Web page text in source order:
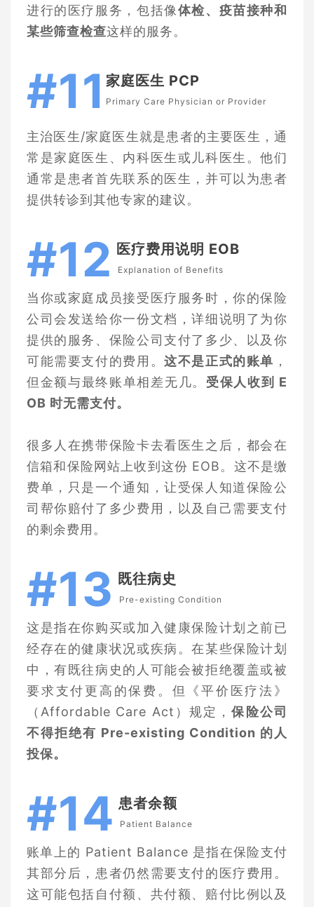
进行的医疗服务，包括像体检、疫苗接种和
某些筛查检查这样的服务。
#11 家庭医生 PCP
Primary Care Physician or Provider
主治医生/家庭医生就是患者的主要医生，通
常是家庭医生、内科医生或儿科医生。他们
通常是患者首先联系的医生，并可以为患者
提供转诊到其他专家的建议。
#12 医疗费用说明 EOB
Explanation of Benefits
当你或家庭成员接受医疗服务时，你的保险
公司会发送给你一份文档，详细说明了为你
提供的服务、保险公司支付了多少、以及你
可能需要支付的费用。这不是正式的账单 ，
但金额与最终账单相差无几。 受保人收到 E
OB 时无需支付。
很多人在携带保险卡去看医生之后，都会在
信箱和保险网站上收到这份 EOB。这不是缴
费单，只是一个通知，让受保人知道保险公
司帮你赔付了多少费用，以及自己需要支付
的剩余费用。
#13 既往病史
Pre-existing Condition
这是指在你购买或加入健康保险计划之前已
经存在的健康状况或疾病。在某些保险计划
中，有既往病史的人可能会被拒绝覆盖或被
要求支付更高的保费。但《平价医疗法》
（Affordable Care Act）规定，保险公司
不得拒绝有 Pre-existing Condition 的人
投保。
#14 患者余额
Patient Balance
账单上的 Patient Balance 是指在保险支付
其部分后，患者仍然需要支付的医疗费用。
这可能包括自付额、共付额、赔付比例以及